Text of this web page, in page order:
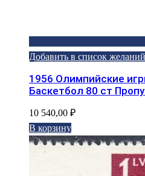
Добавить в список желаний
1956 Олимпийские
Баскетбол 80 ст
10 540,00 ₽
В корзину